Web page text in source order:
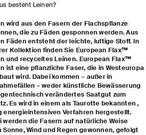
besteht Leinen?
wird aus den Fasern der Flachspflanze
die zu Fäden gesponnen werden. Aus
Fäden entsteht der leichte, luftige Stoff. In
Kollektion finden Sie European Flax™
und recyceltes Leinen. European Flax™
ist eine pflanzliche Faser, die in Westeuropa
wird. Dabei kommen – außer in
– weder künstliche Bewässerung
verändertes Saatgut zum
Es wird in einem als Taurotte bekannten ,
energieintensiven Verfahren hergestellt.
werden die Fasern auf natürliche Weise
Sonne, Wind und Regen gewonnen, gefolgt